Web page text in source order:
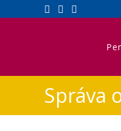
Správa